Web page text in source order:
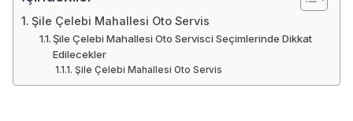
Şile Çelebi Mahallesi Oto Servis
Şile Çelebi Mahallesi Oto Servisci Seçimlerinde Dikkat
Edilecekler
Şile Çelebi Mahallesi Oto Servis